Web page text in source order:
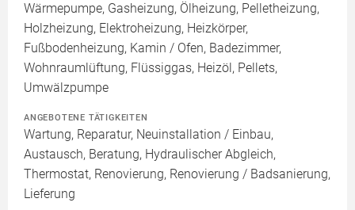
Wärmepumpe, Gasheizung, Ölheizung, Pelletheizung,
Holzheizung, Elektroheizung, Heizkörper,
Fußbodenheizung, Kamin / Ofen, Badezimmer,
Wohnraumlüftung, Flüssiggas, Heizöl, Pellets,
Umwälzpumpe
ANGEBOTENE TÄTIGKEITEN
Wartung, Reparatur, Neuinstallation / Einbau,
Austausch, Beratung, Hydraulischer Abgleich,
Thermostat, Renovierung, Renovierung / Badsanierung,
Lieferung